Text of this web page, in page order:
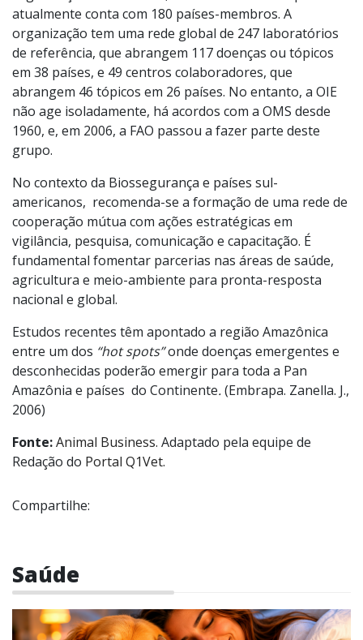
atualmente conta com 180 países-membros. A
organização tem uma rede global de 247 laboratórios
de referência, que abrangem 117 doenças ou tópicos
em 38 países, e 49 centros colaboradores, que
abrangem 46 tópicos em 26 países. No entanto, a OIE
não age isoladamente, há acordos com a OMS desde
1960, e, em 2006, a FAO passou a fazer parte deste
grupo.
No contexto da Biossegurança e países sul-
americanos, recomenda-se a formação de uma rede de
cooperação mútua com ações estratégicas em
vigilância, pesquisa, comunicação e capacitação. É
fundamental fomentar parcerias nas áreas de saúde,
agricultura e meio-ambiente para pronta-resposta
nacional e global.
Estudos recentes têm apontado a região Amazônica
entre um dos “hot spots”onde doenças emergentes e
desconhecidas poderão emergir para toda a Pan
Amazônia e países do Continente.(Embrapa. Zanella. J.,
2006)
Fonte:Animal Business. Adaptado pela equipe de
Redação do Portal Q1Vet.
Compartilhe:
Saúde